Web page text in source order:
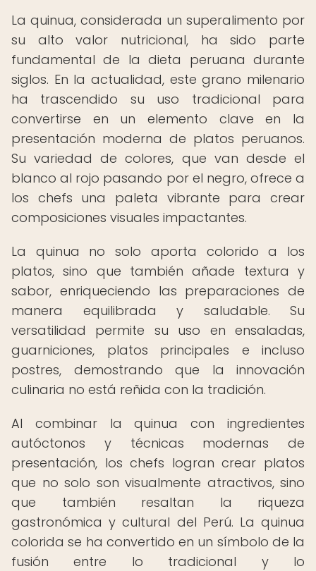
La quinua, considerada un superalimento por
su alto valor nutricional, ha sido parte
fundamental de la dieta peruana durante
siglos. En la actualidad, este grano milenario
ha trascendido su uso tradicional para
convertirse en un elemento clave en la
presentación moderna de platos peruanos.
Su variedad de colores, que van desde el
blanco al rojo pasando por el negro, ofrece a
los chefs una paleta vibrante para crear
composiciones visuales impactantes.
La quinua no solo aporta colorido a los
platos, sino que también añade textura y
sabor, enriqueciendo las preparaciones de
manera equilibrada y saludable. Su
versatilidad permite su uso en ensaladas,
guarniciones, platos principales e incluso
postres, demostrando que la innovación
culinaria no está reñida con la tradición.
Al combinar la quinua con ingredientes
autóctonos y técnicas modernas de
presentación, los chefs logran crear platos
que no solo son visualmente atractivos, sino
que también resaltan la riqueza
gastronómica y cultural del Perú. La quinua
colorida se ha convertido en un símbolo de la
fusión entre lo tradicional y lo